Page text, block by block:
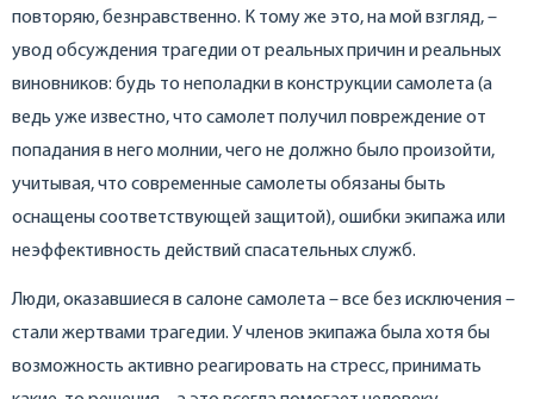
повторяю, безнравственно. К тому же это, на мой взгляд, –
увод обсуждения трагедии от реальных причин и реальных
виновников: будь то неполадки в конструкции самолета (а
ведь уже известно, что самолет получил повреждение от
попадания в него молнии, чего не должно было произойти,
учитывая, что современные самолеты обязаны быть
оснащены соответствующей защитой), ошибки экипажа или
неэффективность действий спасательных служб.
Люди, оказавшиеся в салоне самолета – все без исключения –
стали жертвами трагедии. У членов экипажа была хотя бы
возможность активно реагировать на стресс, принимать